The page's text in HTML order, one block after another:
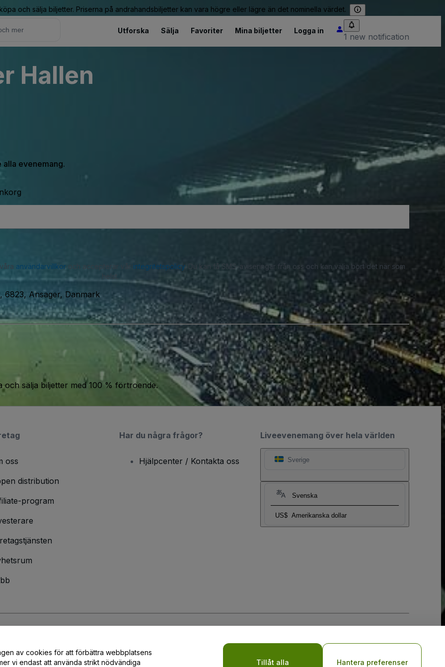
och sälja biljetter. Priserna på andrahandsbiljetter kan vara högre eller lägre än det nominella värdet.
Utforska Sälja Favoriter Mina biljetter Logga in
1 new notification
Hallen
alla evenemang.
användarvillkoroch accepterar vår integritetspolicy. Du kan få SMS-aviseringar från oss och kan välja bort det när som
helst.
6823, Ansager, Danmark
sälja biljetter med 100 % förtroende.
Liveevenemang över hela världen
Sverige
Svenska
US$ Amerikanska dollar
oss
distribution
program
Har du några frågor?
Hjälpcenter / Kontakta oss
mobilsekretesspolicy
av cookies för att förbättra webbplatsens
vi endast att använda strikt nödvändiga
Tillåt alla Hantera preferenser